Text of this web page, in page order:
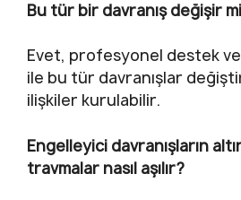
Bu tür bir davranış değişir
Evet, profesyonel destek ve
ile bu tür davranışlar
ilişkiler kurulabilir.
Engelleyici davranışların
travmalar nasıl aşılır?